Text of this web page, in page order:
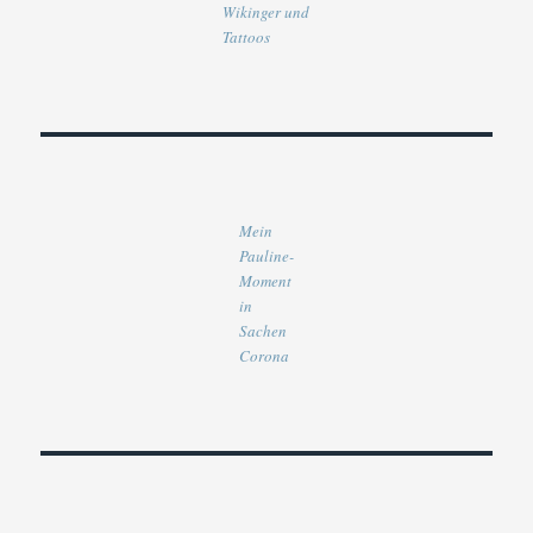
Wikinger und
Tattoos
Mein
Pauline-
Moment
in
Sachen
Corona